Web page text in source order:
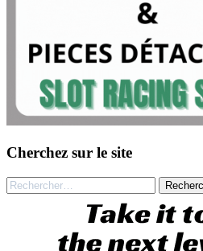
Cherchez sur le site
Rechercher :